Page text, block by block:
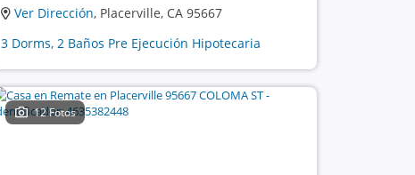
Ver Dirección, Placerville, CA 95667
3 Dorms, 2 Baños Pre Ejecución Hipotecaria
12 Fotos